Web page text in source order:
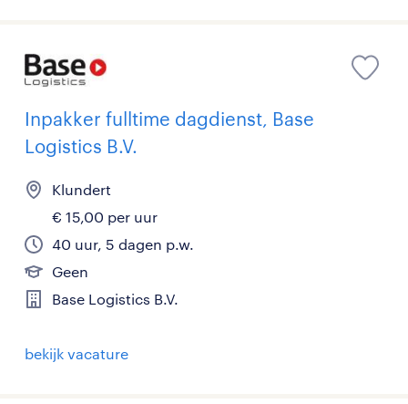
Inpakker fulltime dagdienst, Base
Logistics B.V.
Klundert
€ 15,00 per uur
40 uur, 5 dagen p.w.
Geen
Base Logistics B.V.
bekijk vacature